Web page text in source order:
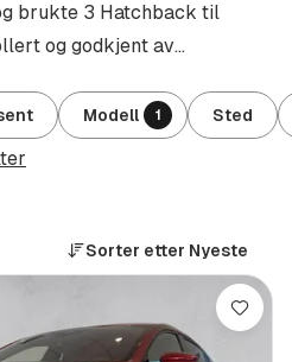
brukte 3 Hatchback til
og godkjent av
Modell 1 Sted
Sorter etter Nyeste
Lagre